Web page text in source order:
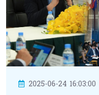
2025-06-24 16:03:00